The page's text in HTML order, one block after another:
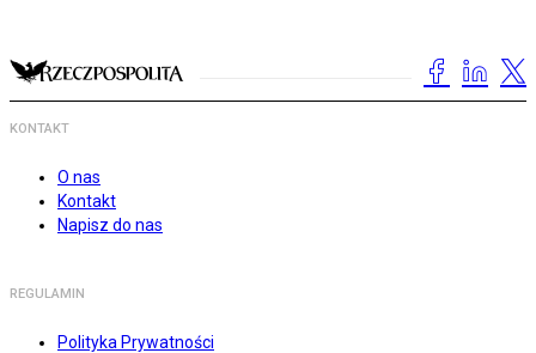
KONTAKT
O nas
Kontakt
Napisz do nas
REGULAMIN
Polityka Prywatności